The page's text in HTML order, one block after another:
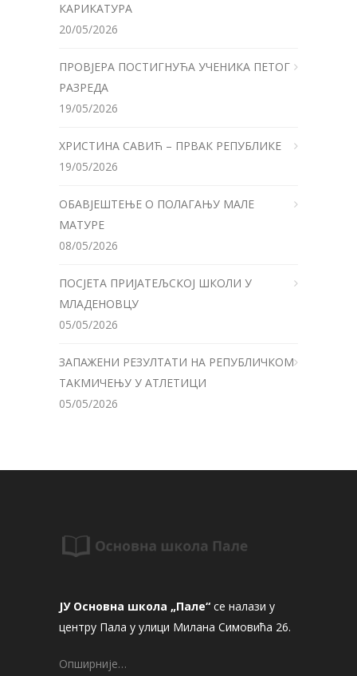
КАРИКАТУРА
20/05/2026
ПРОВЈЕРА ПОСТИГНУЋА УЧЕНИКА ПЕТОГ
РАЗРЕДА
19/05/2026
ХРИСТИНА САВИЋ – ПРВАК РЕПУБЛИКЕ
19/05/2026
ОБАВЈЕШТЕЊЕ О ПОЛАГАЊУ МАЛЕ
МАТУРЕ
08/05/2026
ПОСЈЕТА ПРИЈАТЕЉСКОЈ ШКОЛИ У
МЛАДЕНОВЦУ
05/05/2026
ЗАПАЖЕНИ РЕЗУЛТАТИ НА РЕПУБЛИЧКОМ
ТАКМИЧЕЊУ У АТЛЕТИЦИ
05/05/2026
ЈУ Основна школа „Пале“ се налази у
центру Пала у улици Милана Симовића 26.
Опширније…